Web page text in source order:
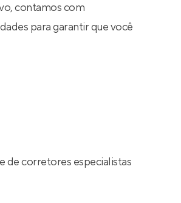
contamos com
para garantir que você
de corretores especialistas